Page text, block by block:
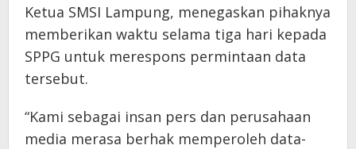
Ketua SMSI Lampung, menegaskan pihaknya
memberikan waktu selama tiga hari kepada
SPPG untuk merespons permintaan data
tersebut.
“Kami sebagai insan pers dan perusahaan
media merasa berhak memperoleh data-